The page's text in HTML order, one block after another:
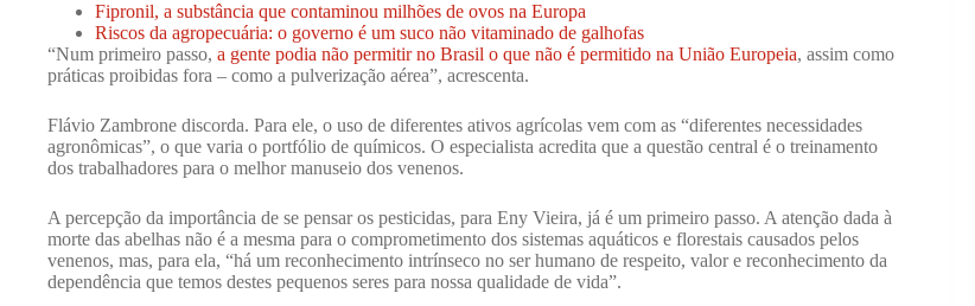
Fipronil, a substância que contaminou milhões de ovos na Europa
Riscos da agropecuária: o governo é um suco não vitaminado de galhofas
“Num primeiro passo, a gente podia não permitir no Brasil o que não é permitido na União Europeia, assim como
práticas proibidas fora – como a pulverização aérea”, acrescenta.
Flávio Zambrone discorda. Para ele, o uso de diferentes ativos agrícolas vem com as “diferentes necessidades
agronômicas”, o que varia o portfólio de químicos. O especialista acredita que a questão central é o treinamento
dos trabalhadores para o melhor manuseio dos venenos.
A percepção da importância de se pensar os pesticidas, para Eny Vieira, já é um primeiro passo. A atenção dada à
morte das abelhas não é a mesma para o comprometimento dos sistemas aquáticos e florestais causados pelos
venenos, mas, para ela, “há um reconhecimento intrínseco no ser humano de respeito, valor e reconhecimento da
dependência que temos destes pequenos seres para nossa qualidade de vida”.